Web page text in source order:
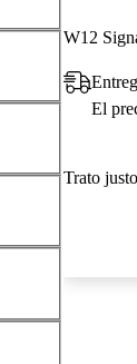
W12
El
Trato justo